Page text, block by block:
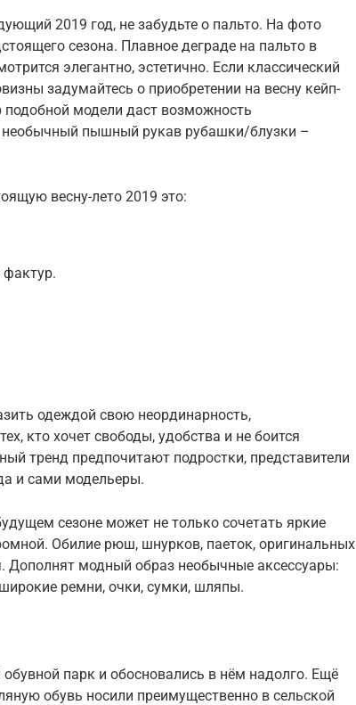
2019 год, не забудьте о пальто. На фото
сезона. Плавное деграде на пальто в
элегантно, эстетично. Если классический
задумайтесь о приобретении на весну кейп-
модели даст возможность
пышный рукав рубашки/блузки –
весну-лето 2019 это:
фактур.
одеждой свою неординарность,
кто хочет свободы, удобства и не боится
тренд предпочитают подростки, представители
и сами модельеры.
сезоне может не только сочетать яркие
Обилие рюш, шнурков, паеток, оригинальных
Дополнят модный образ необычные аксессуары:
ремни, очки, сумки, шляпы.
парк и обосновались в нём надолго. Ещё
обувь носили преимущественно в сельской